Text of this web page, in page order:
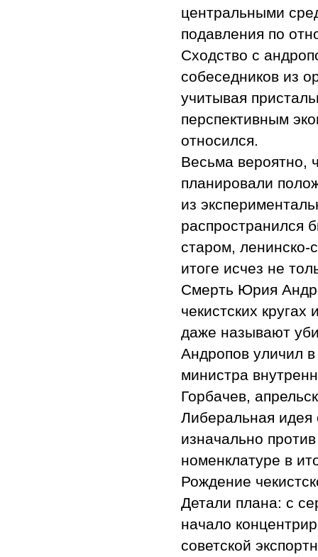
центральными
подавления по
Сходство с
собеседников из
учитывая
перспективным
относился.
Весьма вероятно,
планировали
из
распространился
старом, ленинско-
итоге исчез не
Смерть Юрия
чекистских
даже называют
Андропов уличил
министра
Горбачев,
Либеральная идея
изначально
номенклатуре в
Рождение
Детали плана: с
начало
советской